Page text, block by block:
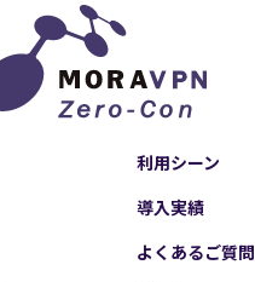
利用シーン
導入実績
よくあるご質問